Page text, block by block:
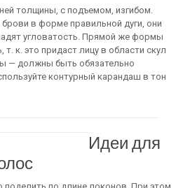
толщины, с подъемом, изгибом.
в форме правильной дуги, они
угловатость. Прямой же формы
т. к. это придаст лицу в области скул
— должны быть обязательно
контурный карандаш в тон
Идеи для